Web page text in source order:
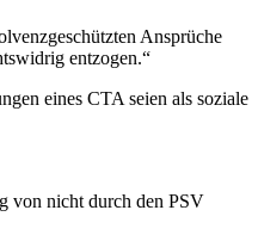
Ansprüche
entzogen.“
eines CTA seien als soziale
von nicht durch den PSV